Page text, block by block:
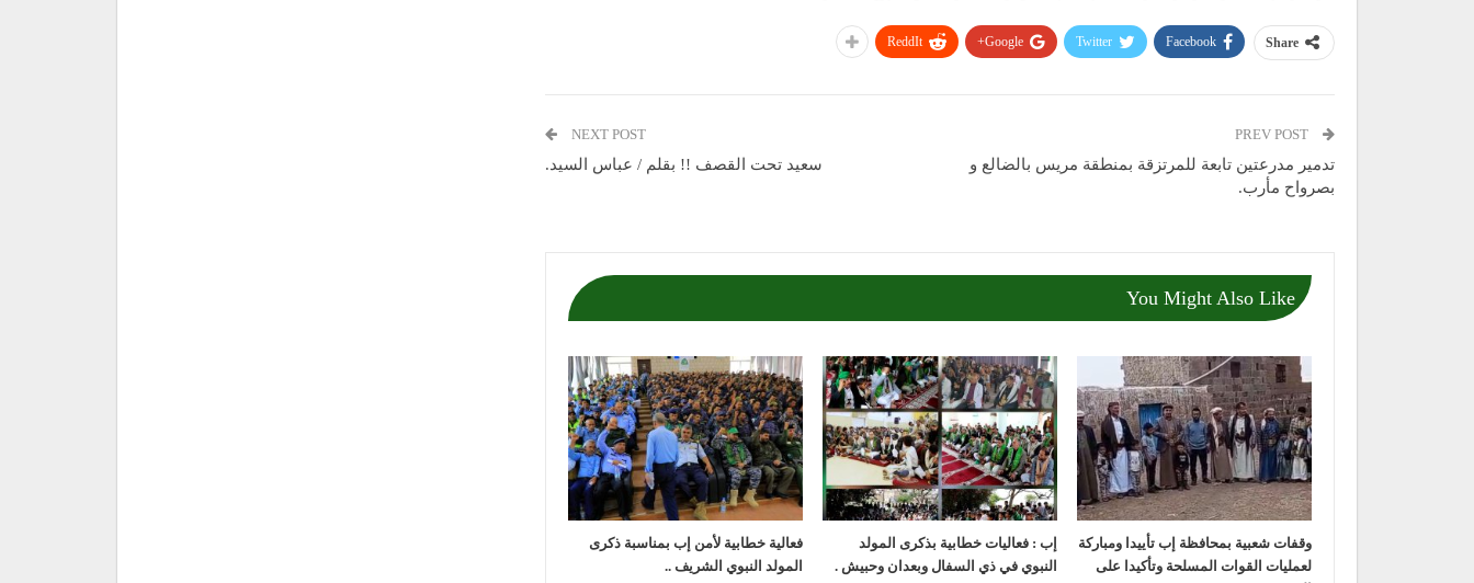
Share
Facebook
Twitter
Google+
ReddIt
تدمير مدرعتين تابعة للمرتزقة بمنطقة مريس بالضالع و
بصرواح مأرب.
NEXT POST
سعيد تحت القصف !! بقلم / عباس السيد.
You Might Also Like
وقفات شعبية بمحافظة إب تأييدا ومباركة
لعمليات القوات المسلحة وتأكيدا على
إب : فعاليات خطابية بذكرى المولد
النبوي في ذي السفال وبعدان وحبيش .
فعالية خطابية لأمن إب بمناسبة ذكرى
المولد النبوي الشريف ..